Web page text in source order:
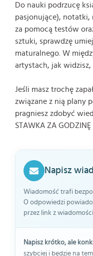
Do nauki podrzucę
pasjonujące), notatki,
za pomocą testów
sztuki, sprawdzę
maturalnego. W
artystach, jak
Jeśli masz trochę
związane z nią plany
pragniesz zdobyć
STAWKA ZA GODZINĘ
Napisz
Wiadomość trafi
O odpowiedzi
przez link z
Napisz krótko, ale
szybciej i będzie na